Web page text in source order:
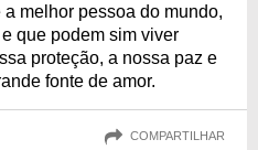
melhor pessoa do mundo,
que podem sim viver
proteção, a nossa paz e
fonte de amor.
COMPARTILHAR